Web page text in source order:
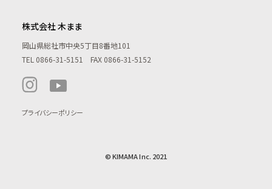
株式会社 木まま
岡山県総社市中央5丁目8番地101
TEL 0866-31-5151 FAX 0866-31-5152
プライバシーポリシー
© KIMAMA Inc. 2021